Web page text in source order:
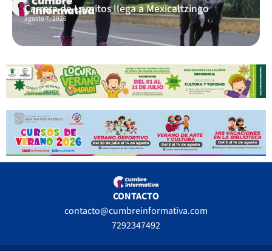
Carrera de Lomitos llega a Mexicaltzingo
agosto 7, 2026
CONTACTO
contacto@cumbreinformativa.com
7292347492